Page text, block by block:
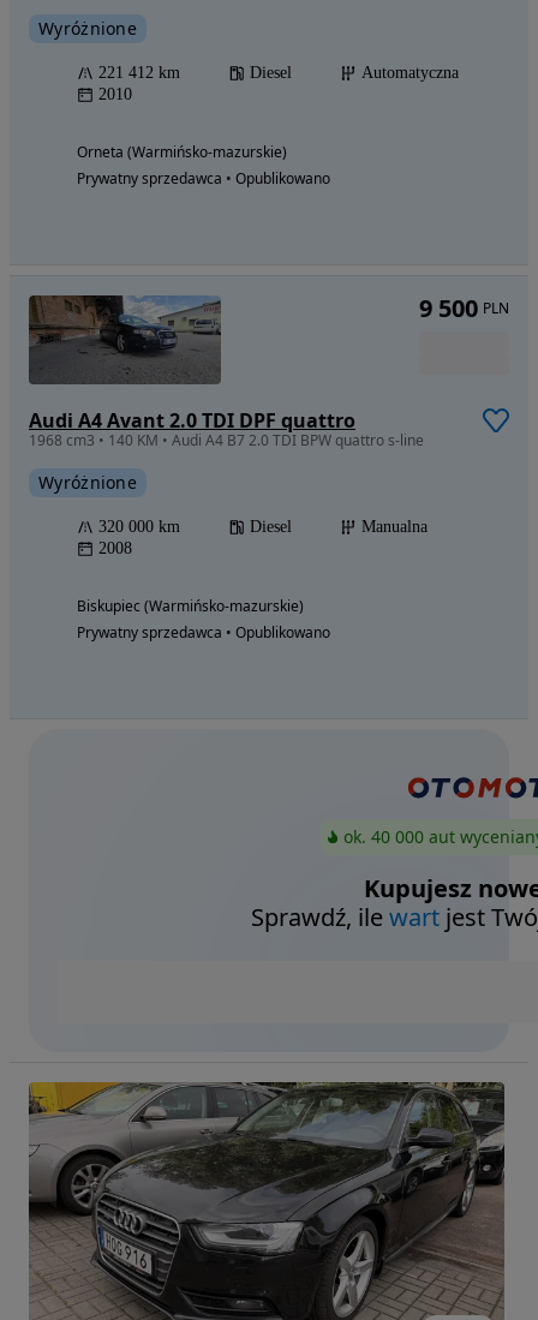
Wyróżnione
221 412 km Diesel
Automatyczna
2010
Orneta (Warmińsko-mazurskie)
Prywatny sprzedawca • Opublikowano
Audi A4 Avant 2.0 TDI DPF quattro
1968 cm3 • 140 KM • Audi A4 B7 2.0 TDI BPW quattro s-line
Wyróżnione
320 000 km Diesel
Manualna
2008
Biskupiec (Warmińsko-mazurskie)
Prywatny sprzedawca • Opublikowano
9 500 PLN
ok. 40 000 aut
Kupujesz
Sprawdź, ilewart jest